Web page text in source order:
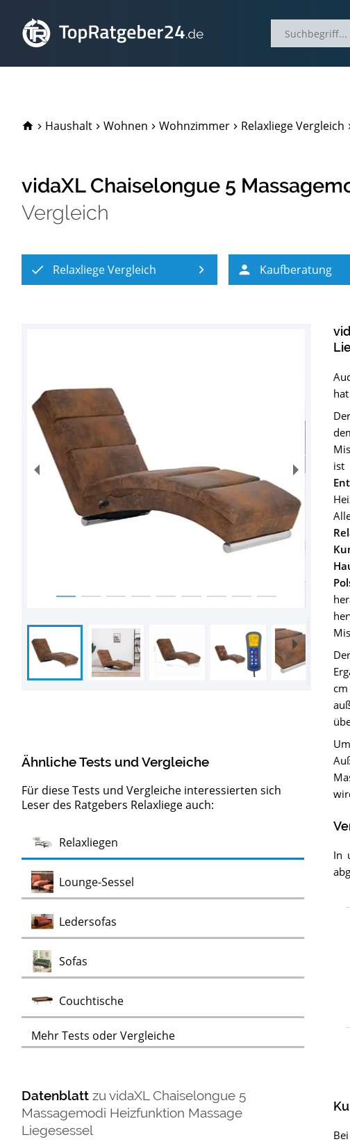
TopRatgeber24.de
Haushalt Wohnen Wohnzimmer Relaxliege Vergleich
vidaXL Chaiselongue 5
Vergleich
Relaxliege Vergleich Kaufberatung
Ähnliche Tests und Vergleiche
Für diese Tests und Vergleiche interessierten sich
Leser des Ratgebers Relaxliege auch:
Relaxliegen
Lounge-Sessel
Ledersofas
Sofas
CouchtischeTest
Lowboards
SideboardsTest
Kommoden
Barock
KommodenTest
ClubsesselTest
MöbelklassikerTest
SchaukelstühleTest
VitrinenTest
Wohnwände
ChaiselonguesTest
Vintage SesselTest
Mehr Tests oder Vergleiche
DatenblattzuvidaXL Chaiselongue 5
Massagemodi Heizfunktion Massage
Liegesessel
In